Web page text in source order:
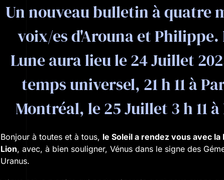
Un nouveau bulletin à quatre
voix/es d'Arouna et Philippe.
Lune aura lieu le 24 Juillet
temps universel, 21 h 11 à
Montréal, le 25 Juillet 3 h 11
Bonjour à toutes et à tous, le Soleil a rendez vous avec la
Lion, avec, à bien souligner, Vénus dans le signe des
Uranus.